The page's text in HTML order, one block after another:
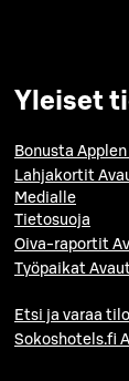
Yleiset
Bonusta
Lahjakortit
Medialle
Tietosuoja
Oiva-raportit
Työpaikat
Etsi ja varaa
Sokoshotels.fi